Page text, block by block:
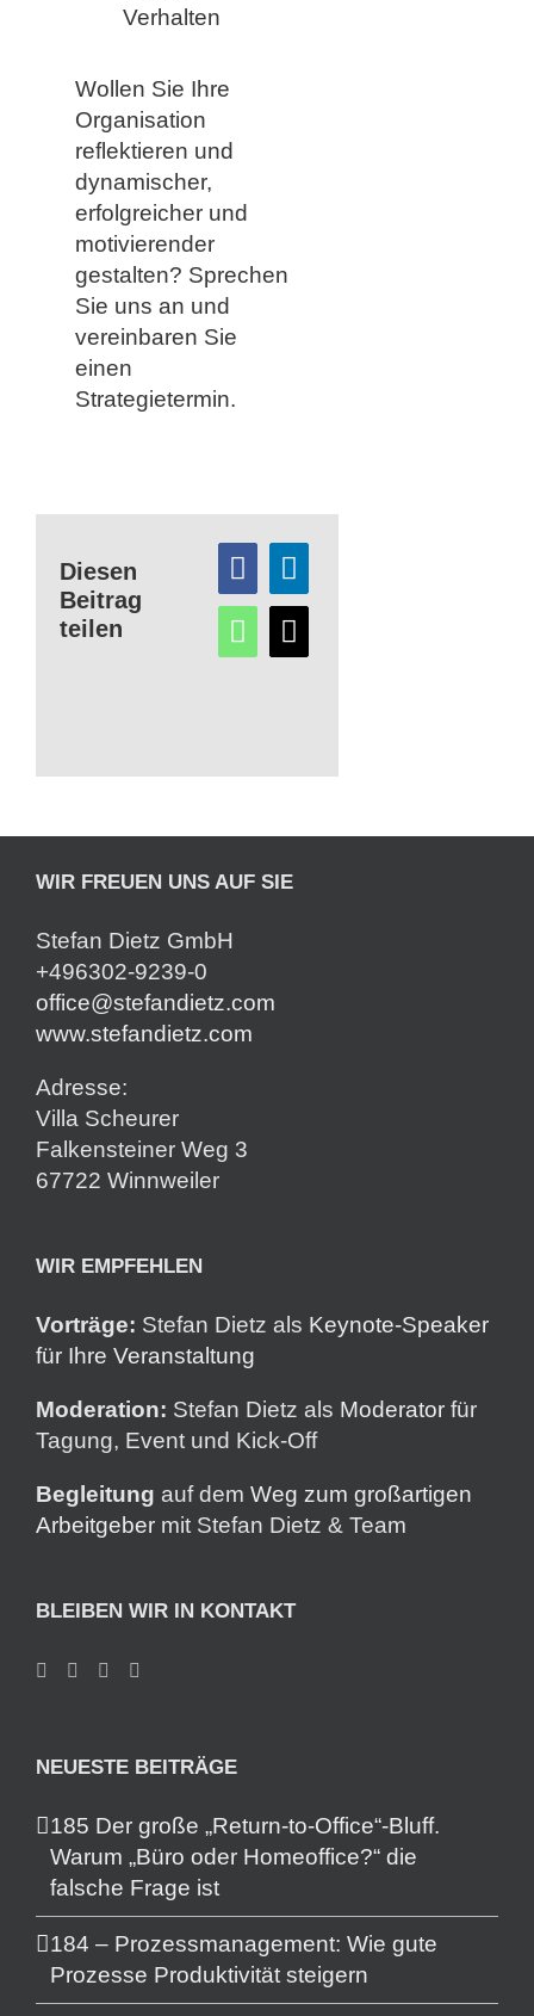
Verhalten
Wollen Sie Ihre
Organisation
reflektieren und
dynamischer,
erfolgreicher und
motivierender
gestalten? Sprechen
Sie uns an und
vereinbaren Sie
einen
Strategietermin.
Diesen
Beitrag
teilen
WIR FREUEN UNS AUF SIE
Stefan Dietz GmbH
+496302-9239-0
office@stefandietz.com
www.stefandietz.com
Adresse:
Villa Scheurer
Falkensteiner Weg 3
67722 Winnweiler
WIR EMPFEHLEN
Vorträge: Stefan Dietz als Keynote-Speaker
für Ihre Veranstaltung
Moderation: Stefan Dietz als Moderator für
Tagung, Event und Kick-Off
Begleitung auf dem Weg zum großartigen
Arbeitgeber mit Stefan Dietz & Team
BLEIBEN WIR IN KONTAKT
NEUESTE BEITRÄGE
185 Der große „Return-to-Office“-Bluff.
Warum „Büro oder Homeoffice?“ die
falsche Frage ist
184 – Prozessmanagement: Wie gute
Prozesse Produktivität steigern